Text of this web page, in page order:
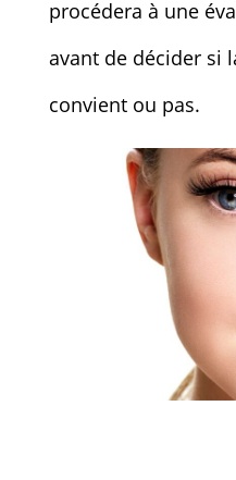
procédera à une
avant de décider si
convient ou pas.